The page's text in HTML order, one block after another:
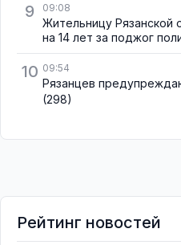
9 09:08
Жительницу Рязанской
на 14 лет за поджог
10 09:54
Рязанцев
(298)
Рейтинг новостей